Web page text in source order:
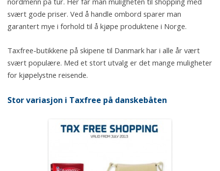
svært gode priser. Ved å handle ombord sparer man
garantert mye i forhold til å kjøpe produktene i Norge.
Taxfree-butikkene på skipene til Danmark har i alle år vært
svært populære. Med et stort utvalg er det mange muligheter
for kjøpelystne reisende.
Stor variasjon i Taxfree på danskebåten